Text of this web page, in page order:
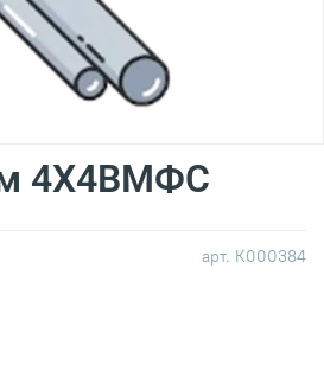
арт. К000384
4Х4ВМФС